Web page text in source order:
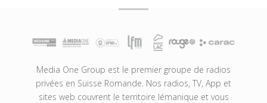
Media One Group est le premier groupe de radios
privées en Suisse Romande. Nos radios, TV, App et
sites web couvrent le territoire lémanique et vous